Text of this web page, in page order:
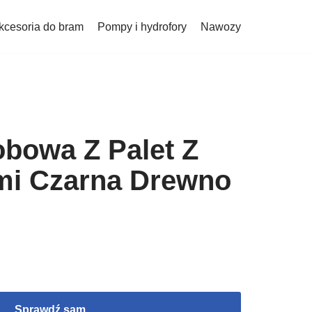
do bram Pompy i hydrofory Nawozy
Z Palet Z
Czarna Drewno
Sprawdź sam